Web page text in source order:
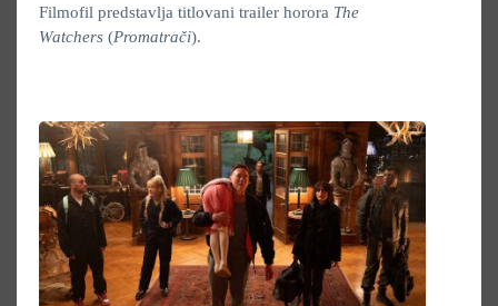
Filmofil predstavlja titlovani trailer horora The
Watchers (Promatrači).